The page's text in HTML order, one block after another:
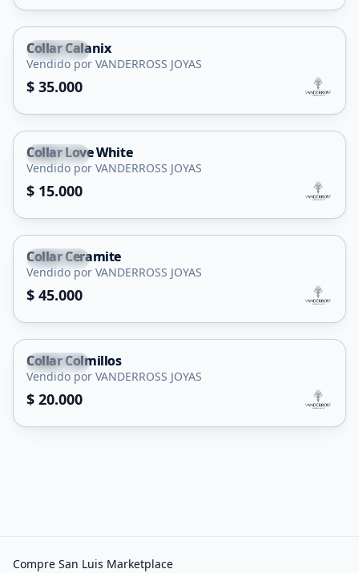
Capital
Collar Calanix
Vendido por VANDERROSS JOYAS
$ 35.000
Capital
Collar Love White
Vendido por VANDERROSS JOYAS
$ 15.000
Capital
Collar Ceramite
Vendido por VANDERROSS JOYAS
$ 45.000
Capital
Collar Colmillos
Vendido por VANDERROSS JOYAS
$ 20.000
Compre San Luis Marketplace